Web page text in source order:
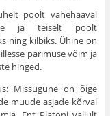
poolt vähehaaval
ja teiselt poolt
ning kilbiks. Ühine on
pärimuse võim ja
hinged.
Missugune on õige
muude asjade kõrval